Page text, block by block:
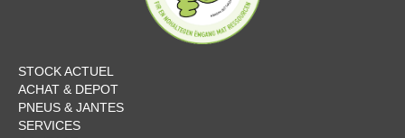
STOCK ACTUEL
ACHAT & DEPOT
PNEUS & JANTES
SERVICES